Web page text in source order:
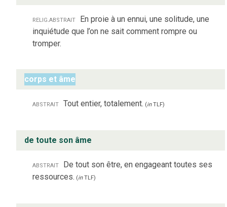
relig. abstrait En proie à un ennui, une solitude, une
inquiétude que l’on ne sait comment rompre ou
tromper.
corps et âme
abstrait Tout entier, totalement. (inTLF)
de toute son âme
abstrait De tout son être, en engageant toutes ses
ressources. (inTLF)